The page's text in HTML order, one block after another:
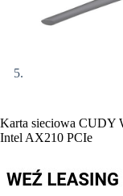
Karta sieciowa CUDY
Intel AX210 PCIe